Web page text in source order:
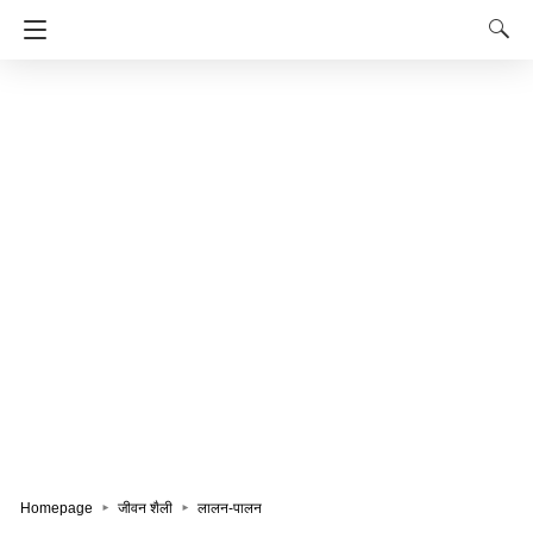
Homepage जीवन शैली लालन-पालन